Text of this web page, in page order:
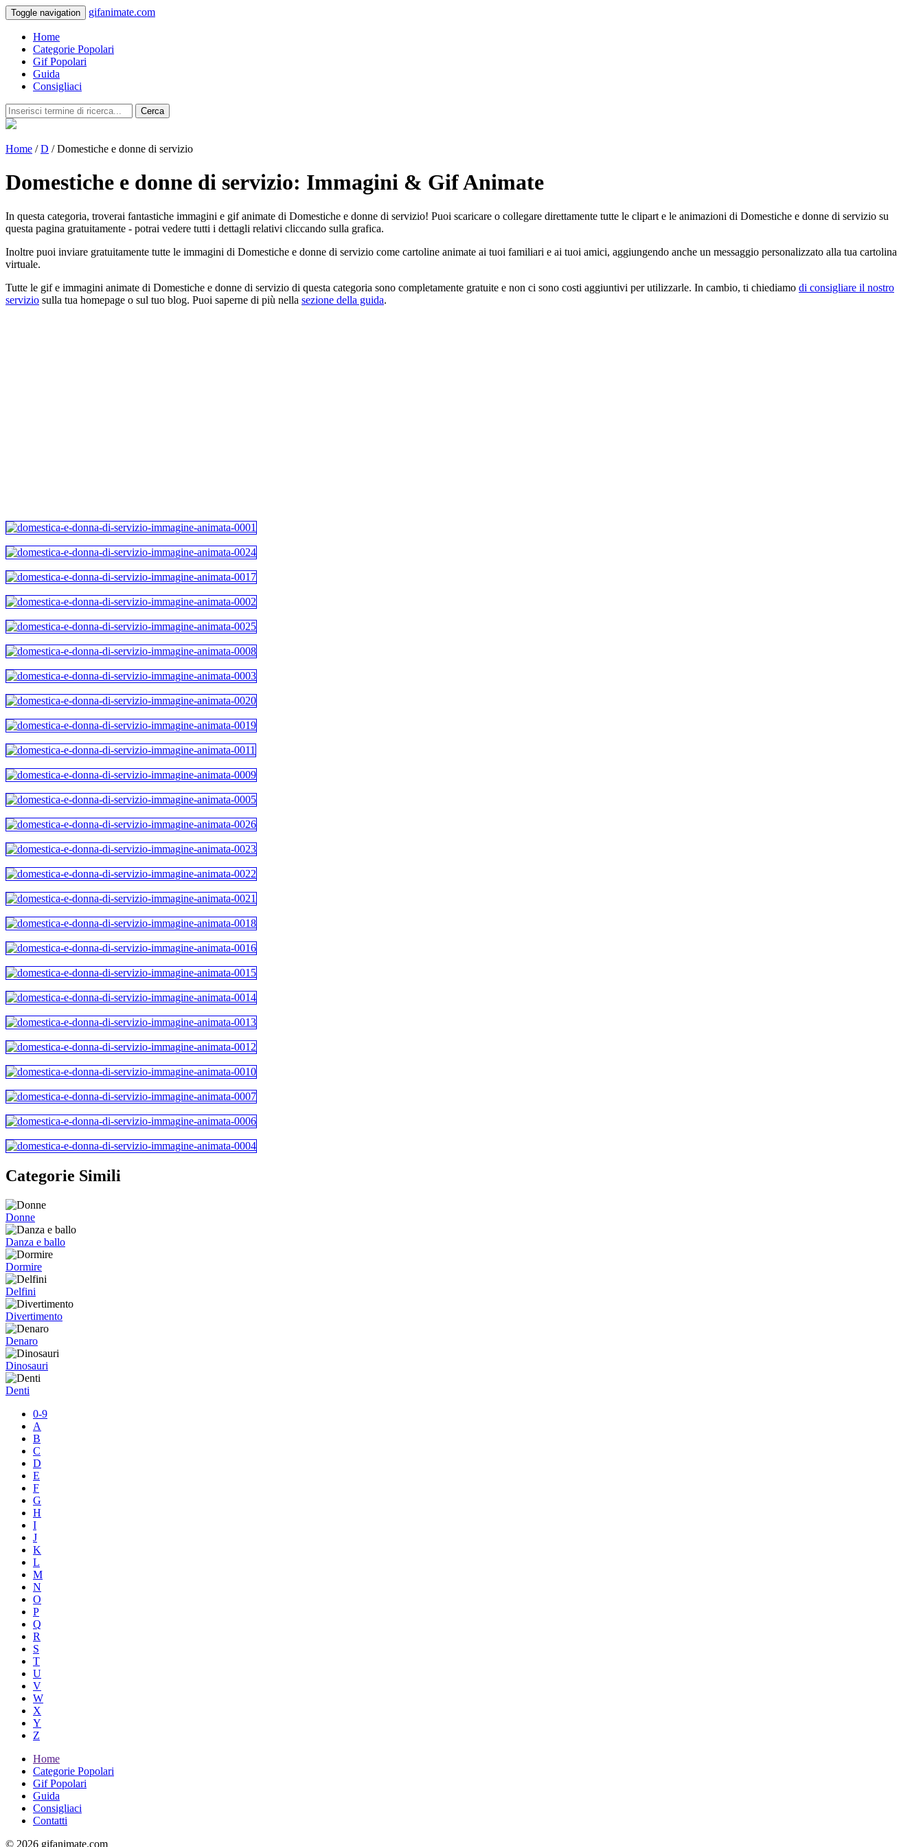
Toggle navigation gifanimate.com
Home
Categorie Popolari
Gif Popolari
Guida
Consigliaci
Cerca
Home /D / Domestiche e donne di servizio
Domestiche e donne di servizio: Immagini & Gif Animate
In questa categoria, troverai fantastiche immagini e gif animate di Domestiche e donne di servizio! Puoi scaricare o collegare direttamente tutte le clipart e le animazioni di Domestiche e donne di servizio su
questa pagina gratuitamente - potrai vedere tutti i dettagli relativi cliccando sulla grafica.
Inoltre puoi inviare gratuitamente tutte le immagini di Domestiche e donne di servizio come cartoline animate ai tuoi familiari e ai tuoi amici, aggiungendo anche un messaggio personalizzato alla tua cartolina
virtuale.
Tutte le gif e immagini animate di Domestiche e donne di servizio di questa categoria sono completamente gratuite e non ci sono costi aggiuntivi per utilizzarle. In cambio, ti chiediamo di consigliare il nostro
servizio sulla tua homepage o sul tuo blog. Puoi saperne di più nella sezione della guida.
Categorie Simili
Donne
Danza e ballo
Dormire
Delfini
Divertimento
Denaro
Dinosauri
Denti
0-9
A
B
C
D
E
F
G
H
I
J
K
L
M
N
O
P
Q
R
S
T
U
V
W
X
Y
Z
Home
Categorie Popolari
Gif Popolari
Guida
Consigliaci
Contatti
© 2026 gifanimate.com